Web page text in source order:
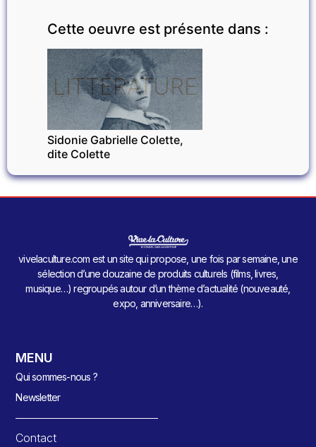
Cette oeuvre est présente dans :
LITTÉRATURE
Sidonie Gabrielle Colette,
dite Colette
vivelaculture.com est un site qui propose, une fois par semaine, une
sélection d’une douzaine de produits culturels (films, livres,
musique…) regroupés autour d’un thème d’actualité (nouveauté,
expo, anniversaire…).
MENU
Qui sommes-nous ?
Newsletter
Contact